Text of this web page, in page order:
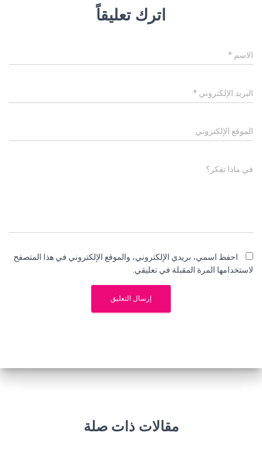
اترك تعليقاً
الاسم *
البريد الإلكتروني *
الموقع الإلكتروني
في ماذا تفكر؟
احفظ اسمي، بريدي الإلكتروني، والموقع الإلكتروني في هذا المتصفح
لاستخدامها المرة المقبلة في تعليقي.
مقالات ذات صلة